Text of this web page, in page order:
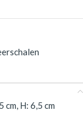
H: 6,5 cm